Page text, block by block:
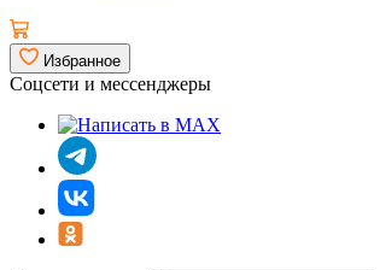
Избранное
Соцсети и мессенджеры